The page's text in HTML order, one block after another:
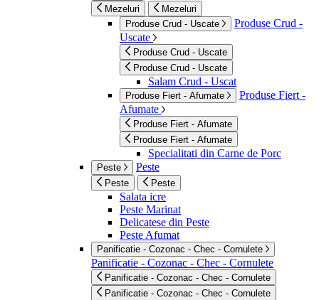
Mezeluri
Mezeluri
Produse Crud - Uscate
Produse Crud -
Uscate
Produse Crud - Uscate
Produse Crud - Uscate
Salam Crud - Uscat
Produse Fiert - Afumate
Produse Fiert -
Afumate
Produse Fiert - Afumate
Produse Fiert - Afumate
Specialitati din Carne de Porc
Peste Peste
Peste Peste
Salata icre
Peste Marinat
Delicatese din Peste
Peste Afumat
Panificatie - Cozonac - Chec - Cornulete
Panificatie - Cozonac - Chec - Cornulete
Panificatie - Cozonac - Chec - Cornulete
Panificatie - Cozonac - Chec - Cornulete